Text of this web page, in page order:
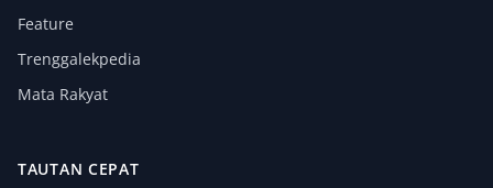
Feature
Trenggalekpedia
Mata Rakyat
TAUTAN CEPAT